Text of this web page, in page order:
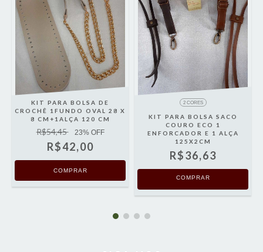
KIT PARA BOLSA DE
CROCHÊ 1FUNDO OVAL 28 X
8 CM+1ALÇA 120 CM
R$54,45 23% OFF
R$42,00
2 CORES
KIT PARA BOLSA SACO
COURO ECO 1
ENFORCADOR E 1 ALÇA
125X2CM
R$36,63
COMPRAR